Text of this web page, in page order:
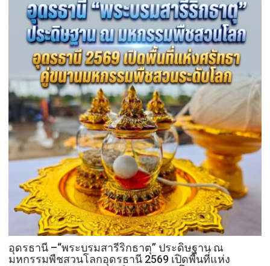
อุดรธานี –“พระบรมสารีริกธาตุ” ประดิษฐาน ณ
มหกรรมพืชสวนโลกอุดรธานี 2569 เปิดพื้นที่แห่ง